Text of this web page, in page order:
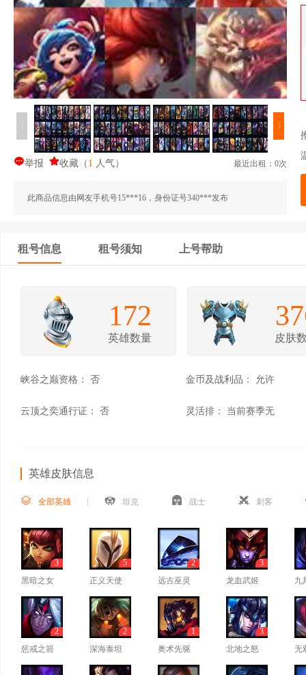
〈 〉
举报 收藏 （ 1 人气） 最近出租：0次
此商品信息由网友手机号15***16，身份证号340***发布
租号信息 租号须知 上号帮助
172
英雄数量 皮肤
峡谷之巅资格： 否 金币及战利品： 允许
云顶之奕通行证： 否 灵活排： 当前赛季无
英雄皮肤信息
全部英雄 坦克 战士 刺客
黑暗之女
3
正义天使
5
远古巫灵
2
龙血武姬
3
九
惩戒之箭
2
深海泰坦
2
奥术先驱
1
北地之怒
3
无